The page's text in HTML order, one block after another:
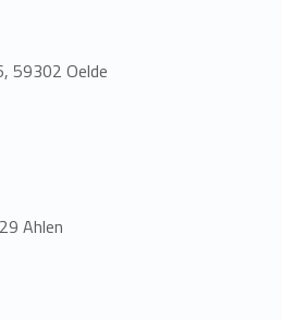
59302 Oelde
Ahlen